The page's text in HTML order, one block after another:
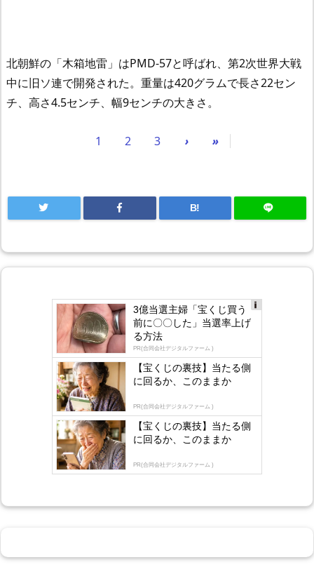
北朝鮮の「木箱地雷」はPMD-57と呼ばれ、第2次世界大戦
中に旧ソ連で開発された。重量は420グラムで長さ22セン
チ、高さ4.5センチ、幅9センチの大きさ。
1 2 3 › »
B!
gly
3億当選主婦「宝くじ買う
前に〇〇した」当選率上げ
る方法
PR(合同会社デジタルファーム )
【宝くじの裏技】当たる側
に回るか、このままか
PR(合同会社デジタルファーム )
【宝くじの裏技】当たる側
に回るか、このままか
PR(合同会社デジタルファーム )